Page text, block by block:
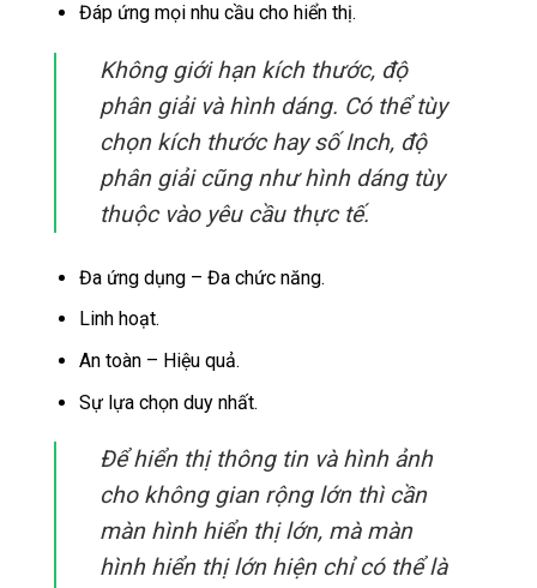
Đáp ứng mọi nhu cầu cho hiển thị.
Không giới hạn kích thước, độ
phân giải và hình dáng. Có thể tùy
chọn kích thước hay số Inch, độ
phân giải cũng như hình dáng tùy
thuộc vào yêu cầu thực tế.
Đa ứng dụng – Đa chức năng.
Linh hoạt.
An toàn – Hiệu quả.
Sự lựa chọn duy nhất.
Để hiển thị thông tin và hình ảnh
cho không gian rộng lớn thì cần
màn hình hiển thị lớn, mà màn
hình hiển thị lớn hiện chỉ có thể là